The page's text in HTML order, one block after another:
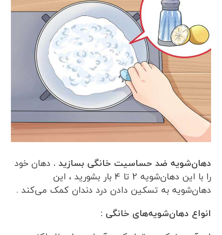
دهان‌شویه ضد حساسیت خانگی بسازید . دهان خود
را با این دهان‌شویه 2 تا 4 بار بشورید ، این
دهان‌شویه به تسکین دادن درد دندان کمک می‌کند .
انواع دهان‌شویه‌های خانگی :